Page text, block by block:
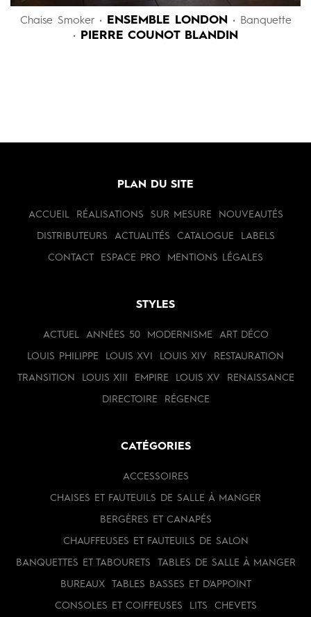
Chaise Smoker • ENSEMBLE LONDON • Banquette
• PIERRE COUNOT BLANDIN
PLAN DU SITE
ACCUEIL RÉALISATIONS SUR MESURE NOUVEAUTÉS
DISTRIBUTEURS ACTUALITÉS CATALOGUE LABELS
CONTACT ESPACE PRO MENTIONS LÉGALES
STYLES
ACTUEL ANNÉES 50 MODERNISME ART DÉCO
LOUIS PHILIPPE LOUIS XVI LOUIS XIV RESTAURATION
TRANSITION LOUIS XIII EMPIRE LOUIS XV RENAISSANCE
DIRECTOIRE RÉGENCE
CATÉGORIES
ACCESSOIRES
CHAISES ET FAUTEUILS DE SALLE À MANGER
BERGÈRES ET CANAPÉS
CHAUFFEUSES ET FAUTEUILS DE SALON
BANQUETTES ET TABOURETS TABLES DE SALLE À MANGER
BUREAUX TABLES BASSES ET D'APPOINT
CONSOLES ET COIFFEUSES LITS CHEVETS